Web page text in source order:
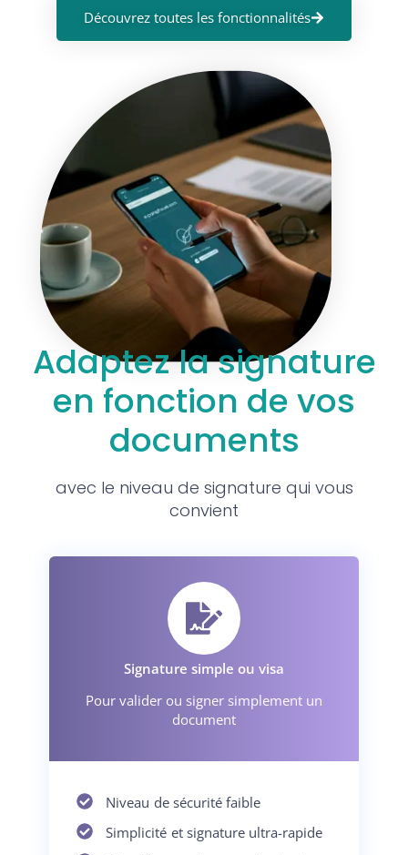
Découvrez toutes les fonctionnalités
Adaptez la signature
en fonction de vos
documents
avec le niveau de signature qui vous
convient
Signature simple ou visa
Pour valider ou signer simplement un
document
Niveau de sécurité faible
Simplicité et signature ultra-rapide